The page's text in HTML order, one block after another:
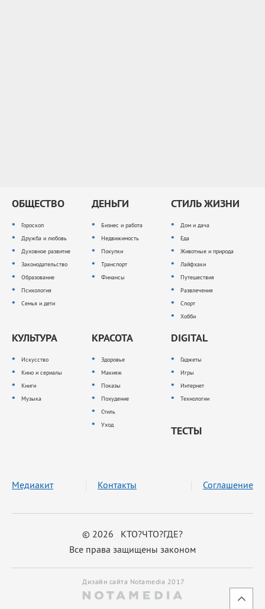
ОБЩЕСТВО
Гороскоп
Дружба и любовь
Духовное развитие
Законодательство
Образование
Психология
Семья и дети
ДЕНЬГИ
Бизнес и работа
Недвижимость
Покупки
Транспорт
Финансы
СТИЛЬ ЖИЗНИ
Дом и дача
Еда
Животные и природа
Лайфхаки
Путешествия
Развлечения
Спорт
Хобби
КУЛЬТУРА
Искусство
Кино и сериалы
Книги
Музыка
КРАСОТА
Здоровье
Макияж
Показы
Похудение
Стиль
Уход
DIGITAL
Гаджеты
Игры
Интернет
Технологии
ТЕСТЫ
© 2026 КТО?ЧТО?ГДЕ?
Все права защищены законом
Медиакит Контакты Соглашение
Дизайн сайта Notamedia 2017